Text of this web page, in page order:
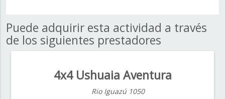
Puede adquirir esta actividad a través
de los siguientes prestadores
4x4 Ushuaia Aventura
Rio Iguazú 1050